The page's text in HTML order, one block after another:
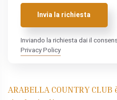
Invia la richiesta
Inviando la richiesta dai il
Privacy Policy
ARABELLA COUNTRY